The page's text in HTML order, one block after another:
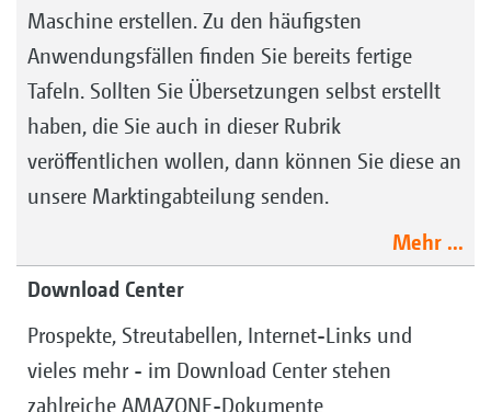
Maschine erstellen. Zu den häufigsten
Anwendungsfällen finden Sie bereits fertige
Tafeln. Sollten Sie Übersetzungen selbst erstellt
haben, die Sie auch in dieser Rubrik
veröffentlichen wollen, dann können Sie diese an
unsere Marktingabteilung senden.
Mehr ...
Download Center
Prospekte, Streutabellen, Internet-Links und
vieles mehr - im Download Center stehen
zahlreiche AMAZONE-Dokumente